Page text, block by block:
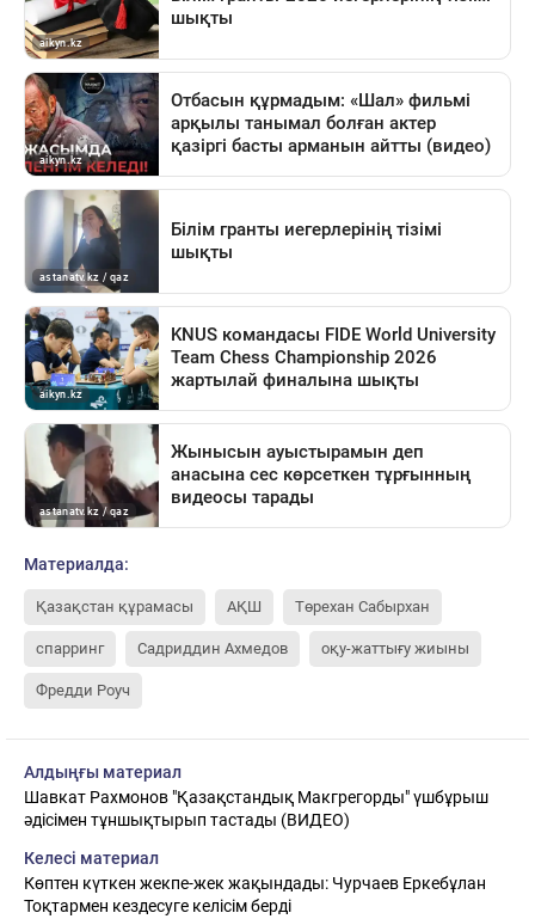
Материалда:
Қазақстан құрамасы АҚШ Төрехан Сабырхан
спарринг Садриддин Ахмедов оқу-жаттығу жиыны
Фредди Роуч
Алдыңғы материал
Шавкат Рахмонов "Қазақстандық Макгрегорды" үшбұрыш
әдісімен тұншықтырып тастады (ВИДЕО)
Келесі материал
Көптен күткен жекпе-жек жақындады: Чурчаев Еркебұлан
Тоқтармен кездесуге келісім берді